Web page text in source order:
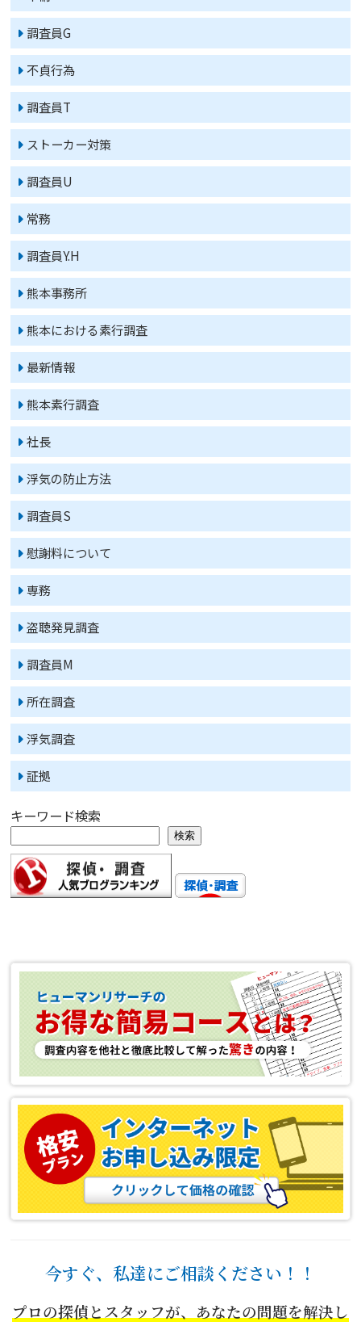
調査員G
不貞行為
調査員T
ストーカー対策
調査員U
常務
調査員Y.H
熊本事務所
熊本における素行調査
最新情報
熊本素行調査
社長
浮気の防止方法
調査員S
慰謝料について
専務
盗聴発見調査
調査員M
所在調査
浮気調査
証拠
キーワード検索
検索
今すぐ、私達にご相談ください！！
プロの探偵とスタッフが、あなたの問題を解決し